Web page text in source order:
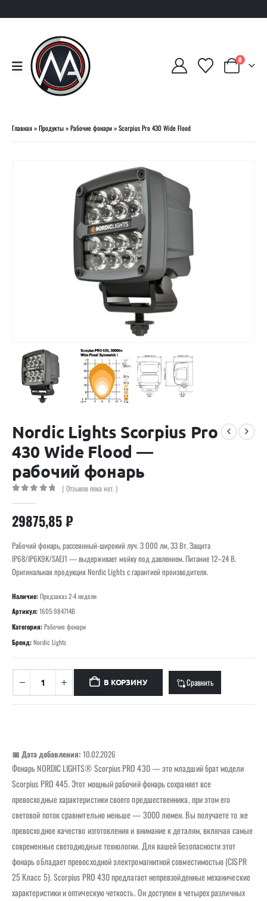
0
Главная»Продукты»Рабочие фонари»Scorpius Pro 430 Wide Flood
Nordic Lights Scorpius Pro
430 Wide Flood —
рабочий фонарь
( Отзывов пока нет. )
29875,85₽
Рабочий фонарь, рассеянный-широкий луч. 3 000 лм, 33 Вт. Защита
IP68/IP6K9K/SAEJ1 — выдерживает мойку под давлением. Питание 12–24 В.
Оригинальная продукция Nordic Lights с гарантией производителя.
Наличие:Предзаказ 2-4 недели
Артикул:1605-984714B
Категория:Рабочие фонари
Бренд:Nordic Lights
В КОРЗИНУ Сравнить
📅 Дата добавления: 10.02.2026
Фонарь NORDIC LIGHTS® Scorpius PRO 430 — это младший брат модели
Scorpius PRO 445. Этот мощный рабочий фонарь сохраняет все
превосходные характеристики своего предшественника, при этом его
световой поток сравнительно меньше — 3000 люмен. Вы получаете то же
превосходное качество изготовления и внимание к деталям, включая самые
современные светодиодные технологии. Для вашей безопасности этот
фонарь обладает превосходной электромагнитной совместимостью (CISPR
25 Класс 5). Scorpius PRO 430 предлагает непревзойденные механические
характеристики и оптическую четкость. Он доступен в четырех различных